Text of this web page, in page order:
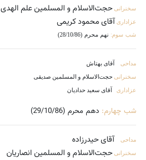
سخنرانی حجت‌الاسلام و المسلمین علم الهدی
عزاداری آقای محمود کریمی
شب سوم: نهم محرم (28/10/86)
مداحی آقای بهتاش
سخنرانی حجت‌الاسلام و المسلمین صدیقی
عزاداری
آقای سعید حدادیان
شب چهارم: دهم محرم (29/10/86)
مداحی آقای حیدرزاده
سخنرانی حجت‌الاسلام و المسلمین انصاریان